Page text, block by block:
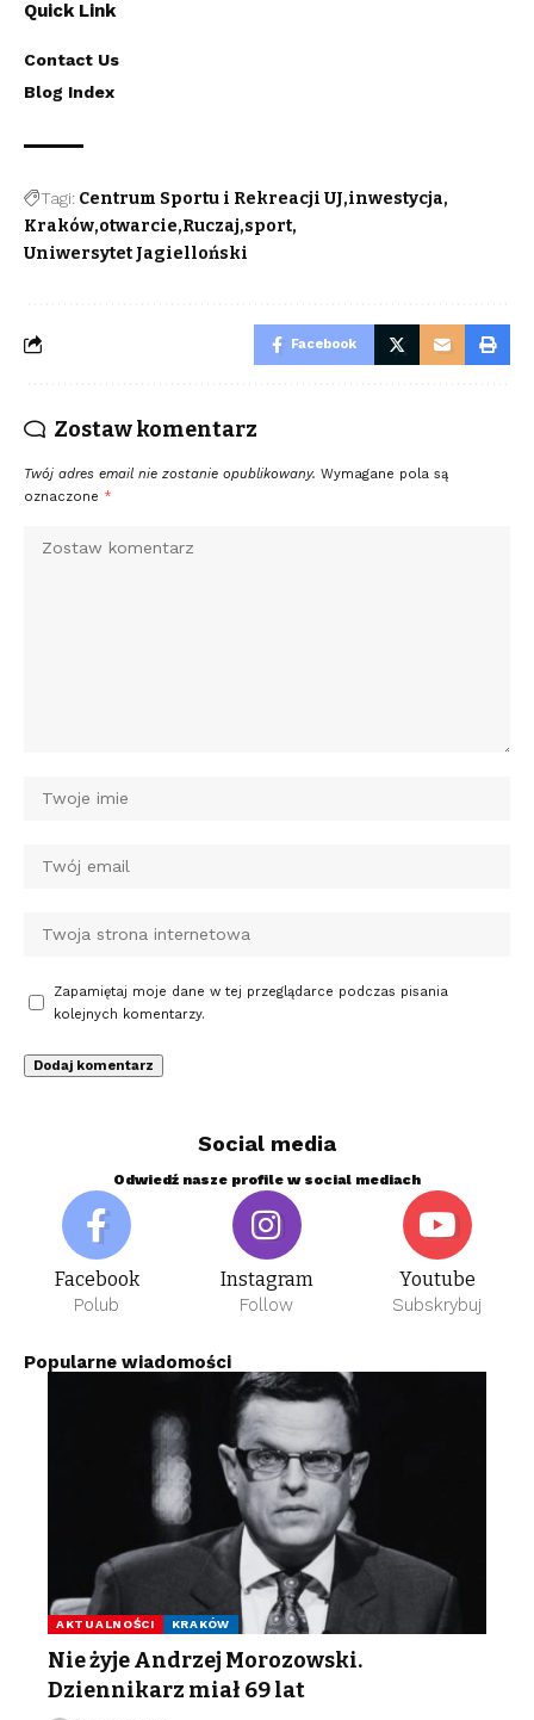
Quick Link
Contact Us
Blog Index
Tagi: Centrum Sportu i Rekreacji UJ inwestycja
Kraków otwarcie Ruczaj sport
Uniwersytet Jagielloński
Facebook
Zostaw komentarz
Twój adres email nie zostanie opublikowany. Wymagane pola są
oznaczone *
Zapamiętaj moje dane w tej przeglądarce podczas pisania
kolejnych komentarzy.
Social media
Odwiedź nasze profile w social mediach
Facebook
Polub
Instagram
Follow
Youtube
Subskrybuj
Popularne wiadomości
AKTUALNOŚCI KRAKÓW
Nie żyje Andrzej Morozowski.
Dziennikarz miał 69 lat